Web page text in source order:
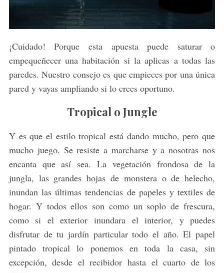
¡Cuidado! Porque esta apuesta puede saturar o
empequeñecer una habitación si la aplicas a todas las
paredes. Nuestro consejo es que empieces por una única
pared y vayas ampliando si lo crees oportuno.
Tropical o Jungle
Y es que el estilo tropical está dando mucho, pero que
mucho juego. Se resiste a marcharse y a nosotras nos
encanta que así sea. La vegetación frondosa de la
jungla, las grandes hojas de monstera o de helecho,
inundan las últimas tendencias de papeles y textiles de
hogar. Y todos ellos son como un soplo de frescura,
como si el exterior inundara el interior, y puedes
disfrutar de tu jardín particular todo el año. El papel
pintado tropical lo ponemos en toda la casa, sin
excepción, desde el recibidor hasta el cuarto de los